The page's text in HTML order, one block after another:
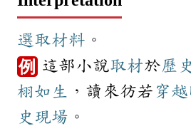
選取材料 。
例 這部小說取材於歷史
栩如生
，讀來彷若 穿越
史 現場 。